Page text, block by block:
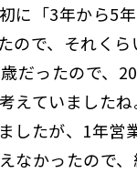
に「3年から5
ので、それくら
だったので、
えていました
したが、1年営
なかったので